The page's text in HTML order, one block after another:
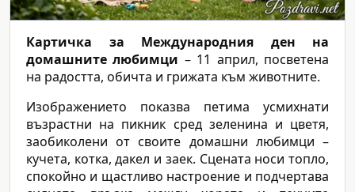
Картичка за Международния ден на
домашните любимци – 11 април, посветена
на радостта, обичта и грижата към животните.
Изображението показва петима усмихнати
възрастни на пикник сред зеленина и цветя,
заобиколени от своите домашни любимци –
кучета, котка, дакел и заек. Сцената носи топло,
спокойно и щастливо настроение и подчертава